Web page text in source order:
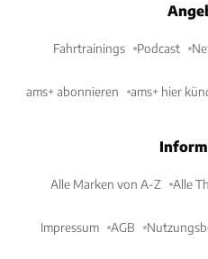
Fahrtrainings Podcast
ams+ abonnieren ams+ hier
Alle Marken von A-Z Alle
Impressum AGB